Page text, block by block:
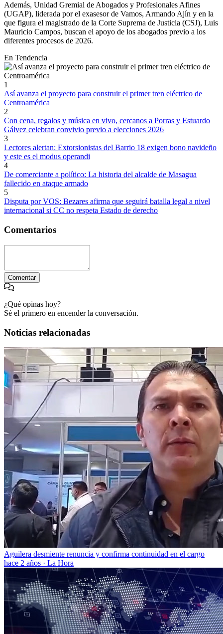
Además, Unidad Gremial de Abogados y Profesionales Afines
(UGAP), liderada por el exasesor de Vamos, Armando Ajín y en la
que figura el magistrado de la Corte Suprema de Justicia (CSJ), Luis
Mauricio Campos, buscan el apoyo de los abogados previo a los
diferentes procesos de 2026.
En Tendencia
1
Así avanza el proyecto para construir el primer tren eléctrico de
Centroamérica
2
Con cena, regalos y música en vivo, cercanos a Porras y Estuardo
Gálvez celebran convivio previo a elecciones 2026
3
Lectores alertan: Extorsionistas del Barrio 18 exigen bono navideño
y este es el modus operandi
4
De comerciante a político: La historia del alcalde de Masagua
fallecido en ataque armado
5
Disputa por VOS: Bezares afirma que seguirá batalla legal a nivel
internacional si CC no respeta Estado de derecho
Comentarios
Comentar
¿Qué opinas hoy?
Sé el primero en encender la conversación.
Noticias relacionadas
Aguilera desmiente renuncia y confirma continuidad en el cargo
hace 2 años · La Hora